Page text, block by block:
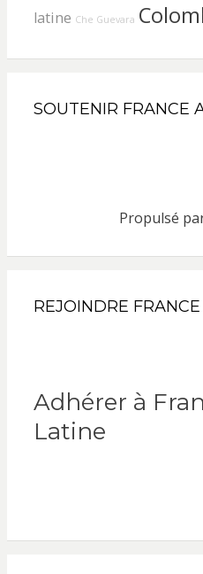
latine Che Guevara
SOUTENIR FRANCE
Propulsé
REJOINDRE
Adhérer à
Latine